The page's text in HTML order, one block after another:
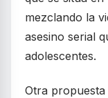
mezclando la
asesino serial
adolescentes.
Otra